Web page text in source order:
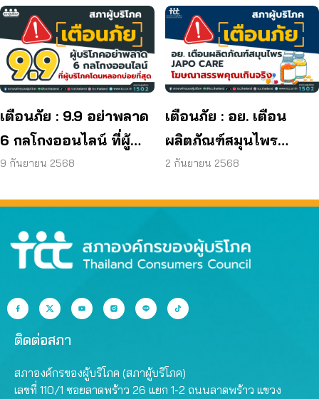
ผู้บริโภค
ยีสต์ และรา เกิน
มาตรฐานกำหนด ใน
ผลิตภัณฑ์ย้อมผม
เตือนภัย : 9.9 อย่าพลาด
6 กลโกงออนไลน์ ที่ผู้
บริโภคโดนหลอกบ่อย
9 กันยายน 2568
เตือนภัย : อย. เตือน
ผลิตภัณฑ์สมุนไพร
JAPO CARE โฆษณา
2 กันยายน 2568
ติดต่อสภา
สภาองค์กรของผู้บริโภค (สภาผู้บริโภค)
เลขที่ 110/1 ซอยลาดพร้าว 26 แยก 1-2 ถนนลาดพร้าว แขวง